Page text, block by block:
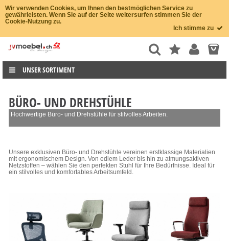
Wir verwenden Cookies, um Ihnen den bestmöglichen Service zu
gewährleisten. Wenn Sie auf der Seite weitersurfen stimmen Sie der
Cookie-Nutzung zu.
Ich stimme zu
UNSER SORTIMENT
BÜRO- UND DREHSTÜHLE
Hochwertige Büro- und Drehstühle für stilvolles Arbeiten.
Unsere exklusiven Büro- und Drehstühle vereinen erstklassige Materialien
mit ergonomischem Design. Von edlem Leder bis hin zu atmungsaktiven
Netzstoffen – wählen Sie den perfekten Stuhl für Ihre Bedürfnisse. Ideal für
ein stilvolles und komfortables Arbeitsumfeld.